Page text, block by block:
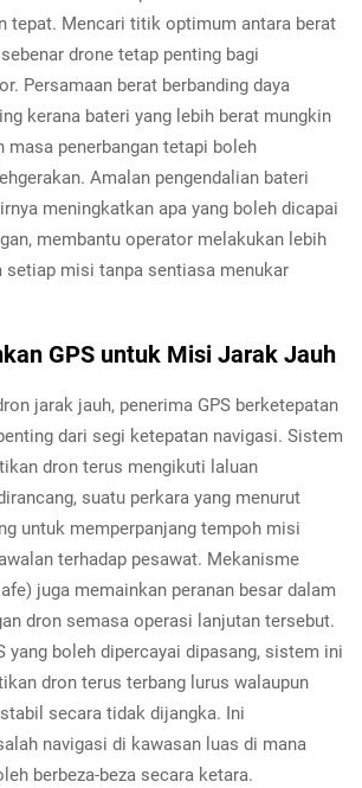
tepat. Mencari titik optimum antara berat
drone tetap penting bagi
Persamaan berat berbanding daya
kerana bateri yang lebih berat mungkin
masa penerbangan tetapi boleh
Amalan pengendalian bateri
meningkatkan apa yang boleh dicapai
membantu operator melakukan lebih
setiap misi tanpa sentiasa menukar
GPS untuk Misi Jarak Jauh
jarak jauh, penerima GPS berketepatan
dari segi ketepatan navigasi. Sistem
dron terus mengikuti laluan
suatu perkara yang menurut
untuk memperpanjang tempoh misi
terhadap pesawat. Mekanisme
juga memainkan peranan besar dalam
dron semasa operasi lanjutan tersebut.
yang boleh dipercayai dipasang, sistem ini
dron terus terbang lurus walaupun
secara tidak dijangka. Ini
navigasi di kawasan luas di mana
berbeza-beza secara ketara.